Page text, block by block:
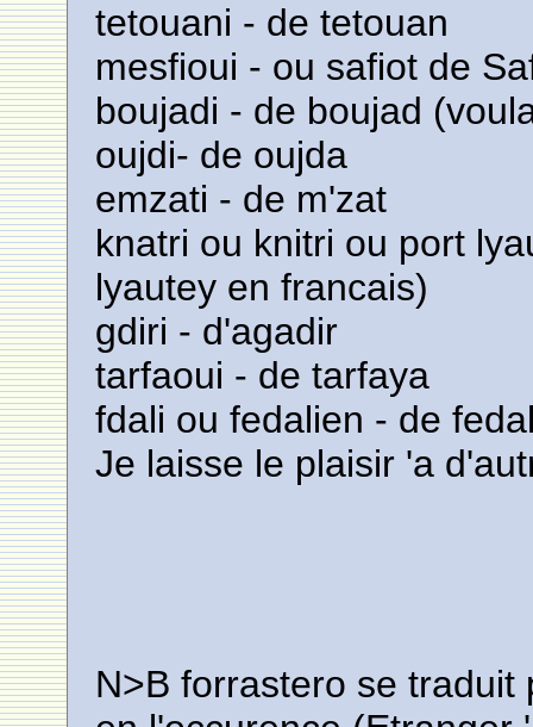
tetouani - de tetouan
mesfioui - ou safiot de
boujadi - de boujad
oujdi- de oujda
emzati - de m'zat
knatri ou knitri ou port
lyautey en francais)
gdiri - d'agadir
tarfaoui - de tarfaya
fdali ou fedalien - de
Je laisse le plaisir 'a
N>B forrastero se traduit